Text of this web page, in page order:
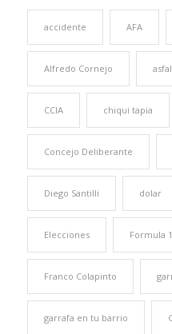
accidente AFA
Alfredo Cornejo
CCIA chiqui tapia
Concejo Deliberante
Diego Santilli dolar
Elecciones Formula 1
Franco Colapinto
garrafa en tu barrio